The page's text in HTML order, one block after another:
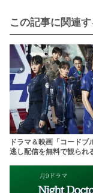
この記事に関連
ドラマ＆映画「コードブ
逃し配信を無料で観られ